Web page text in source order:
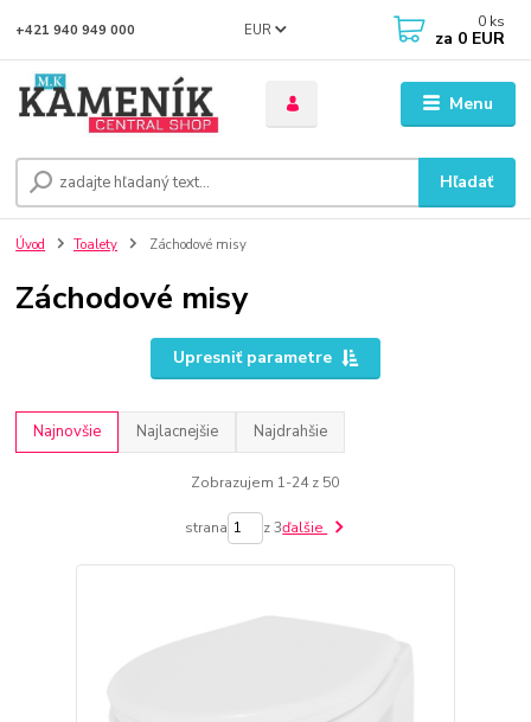
Menu
EUR
Hľadať
+421 940 949 000 0 ks
za 0 EUR
Úvod Toalety Záchodové misy
Záchodové misy
Upresniť parametre
Najnovšie Najlacnejšie Najdrahšie
Zobrazujem 1-24 z 50
strana z 3ďalšie